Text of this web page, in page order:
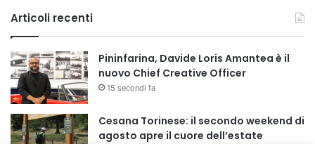
c
p
e
Articoli recenti
Pininfarina, Davide Loris Amantea è il
nuovo Chief Creative Officer
15 secondi fa
Cesana Torinese: il secondo weekend di
agosto apre il cuore dell’estate